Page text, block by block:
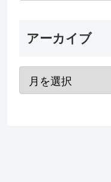
アーカイブ